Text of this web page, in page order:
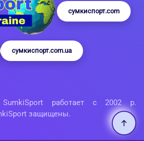
сумкиспорт.com
сумкиспорт.com.ua
SumkiSport работает с 2002 р.
защищены.